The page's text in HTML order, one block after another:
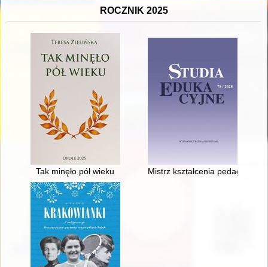
ROCZNIK 2025
Tak minęło pół wieku Mistrz kształcenia